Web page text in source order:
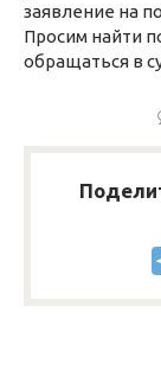
заявление на
Просим найти
обращаться в